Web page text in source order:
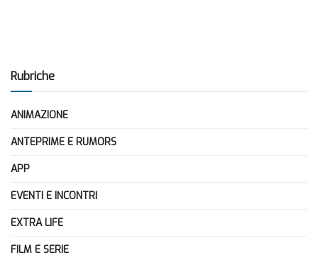
Rubriche
ANIMAZIONE
ANTEPRIME E RUMORS
APP
EVENTI E INCONTRI
EXTRA LIFE
FILM E SERIE